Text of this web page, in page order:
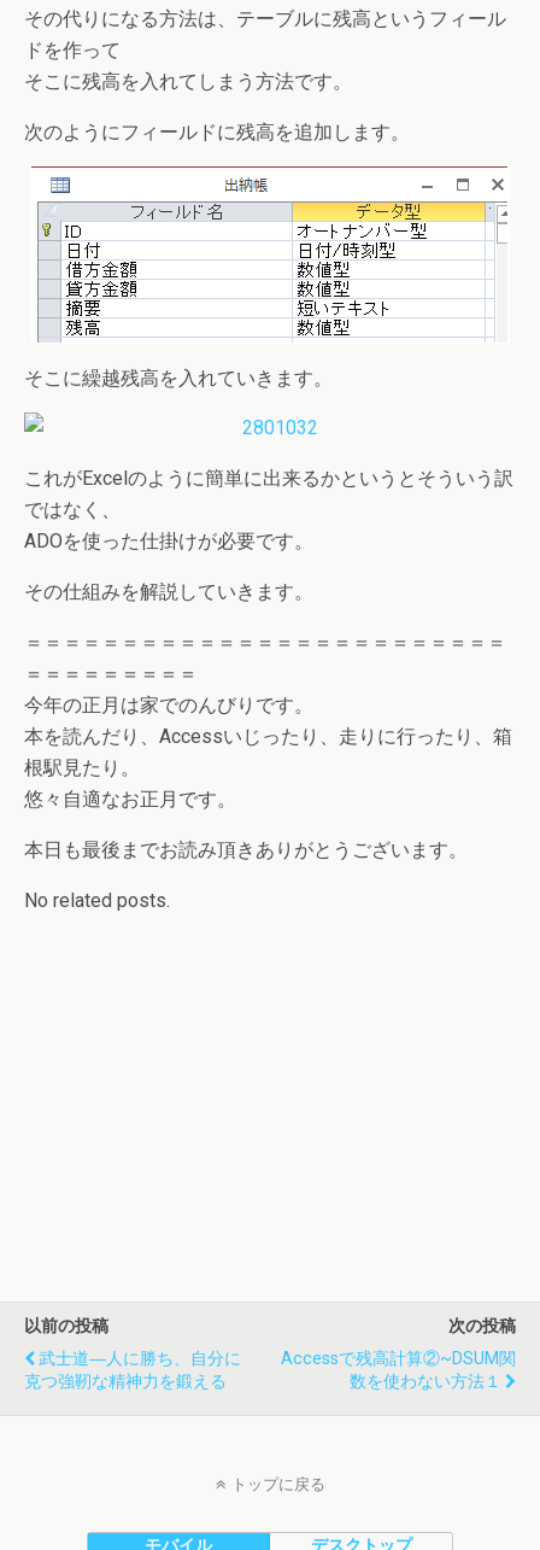
その代りになる方法は、テーブルに残高というフィール
ドを作って
そこに残高を入れてしまう方法です。
次のようにフィールドに残高を追加します。
そこに繰越残高を入れていきます。
これがExcelのように簡単に出来るかというとそういう訳
ではなく、
ADOを使った仕掛けが必要です。
その仕組みを解説していきます。
＝＝＝＝＝＝＝＝＝＝＝＝＝＝＝＝＝＝＝＝＝＝＝＝＝
＝＝＝＝＝＝＝＝＝
今年の正月は家でのんびりです。
本を読んだり、Accessいじったり、走りに行ったり、箱
根駅見たり。
悠々自適なお正月です。
本日も最後までお読み頂きありがとうございます。
No related posts.
以前の投稿
武士道―人に勝ち、自分に
克つ強靭な精神力を鍛える
次の投稿
Accessで残高計算②~DSUM関
数を使わない方法１
トップに戻る
モバイル デスクトップ